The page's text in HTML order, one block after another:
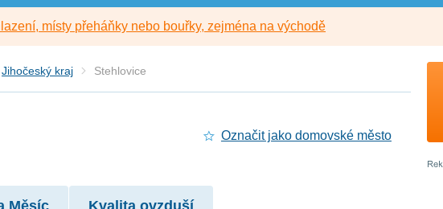
místy přeháňky nebo bouřky, zejména na východě
Jihočeský kraj Stehlovice
Označit jako domovské město
Měsíc Kvalita ovzduší